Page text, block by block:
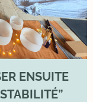
ENSUITE